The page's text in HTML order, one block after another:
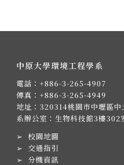
中原大學環境工程學系
電話： +886-3-265-4907
傳真：+886-3-265-4949
地址： 320314桃園市中壢區中
系辦公室：生物科技館3樓302
➢ 校園地圖
➢ 交通指引
➢ 分機資訊